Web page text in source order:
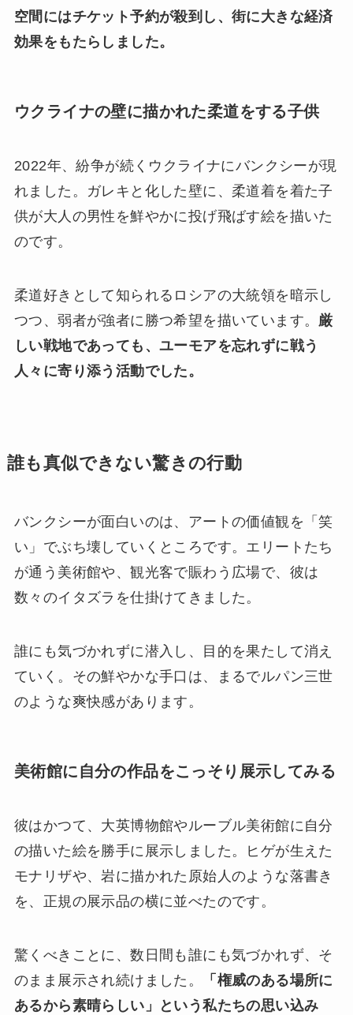
空間にはチケット予約が殺到し、街に大きな経済
効果をもたらしました。
ウクライナの壁に描かれた柔道をする子供
2022年、紛争が続くウクライナにバンクシーが現
れました。ガレキと化した壁に、柔道着を着た子
供が大人の男性を鮮やかに投げ飛ばす絵を描いた
のです。
柔道好きとして知られるロシアの大統領を暗示し
つつ、弱者が強者に勝つ希望を描いています。 厳
しい戦地であっても、ユーモアを忘れずに戦う
人々に寄り添う活動でした。
誰も真似できない驚きの行動
バンクシーが面白いのは、アートの価値観を「笑
い」でぶち壊していくところです。エリートたち
が通う美術館や、観光客で賑わう広場で、彼は
数々のイタズラを仕掛けてきました。
誰にも気づかれずに潜入し、目的を果たして消え
ていく。その鮮やかな手口は、まるでルパン三世
のような爽快感があります。
美術館に自分の作品をこっそり展示してみる
彼はかつて、大英博物館やルーブル美術館に自分
の描いた絵を勝手に展示しました。ヒゲが生えた
モナリザや、岩に描かれた原始人のような落書き
を、正規の展示品の横に並べたのです。
驚くべきことに、数日間も誰にも気づかれず、そ
のまま展示され続けました。
「権威のある場所に
あるから素晴らしい」という私たちの思い込み